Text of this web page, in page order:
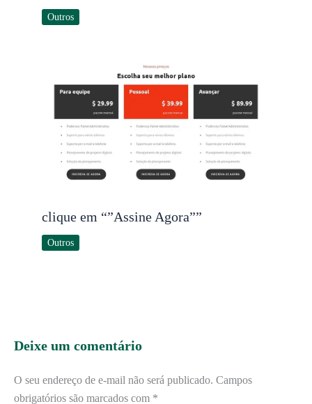
Outros
clique em “”Assine Agora””
Outros
Deixe um comentário
O seu endereço de e-mail não será publicado. Campos
obrigatórios são marcados com *